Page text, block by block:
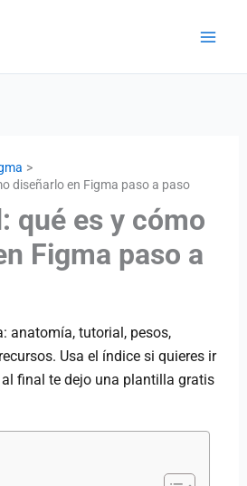
diseñarlo en Figma paso a paso
qué es y cómo
Figma paso a
anatomía, tutorial, pesos,
Usa el índice si quieres ir
final te dejo una plantilla gratis